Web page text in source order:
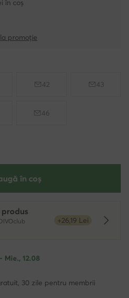
în coș
promoție
42 43
46
în coș
+26,19 Lei
Mie., 12.08
30 zile pentru membrii